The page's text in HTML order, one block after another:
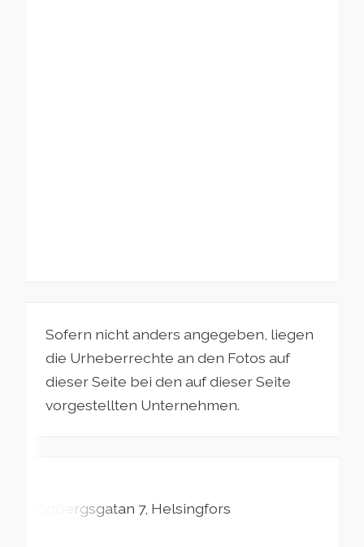
Sofern nicht anders angegeben, liegen
die Urheberrechte an den Fotos auf
dieser Seite bei den auf dieser Seite
vorgestellten Unternehmen.
Högbergsgatan 7 Helsingfors